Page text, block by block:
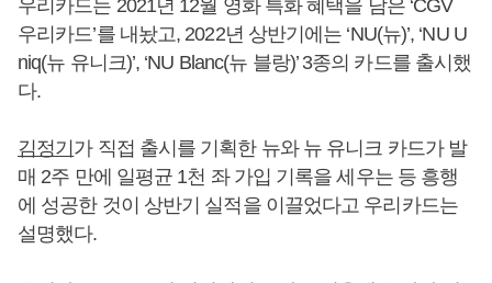
우리카드는 2021년 12월 영화 특화 혜택을 담은 ‘CGV
우리카드’를 내놨고, 2022년 상반기에는 ‘NU(뉴)’, ‘NU U
niq(뉴 유니크)’, ‘NU Blanc(뉴 블랑)’ 3종의 카드를 출시했
다.
김정기가 직접 출시를 기획한 뉴와 뉴 유니크 카드가 발
매 2주 만에 일평균 1천 좌 가입 기록을 세우는 등 흥행
에 성공한 것이 상반기 실적을 이끌었다고 우리카드는
설명했다.